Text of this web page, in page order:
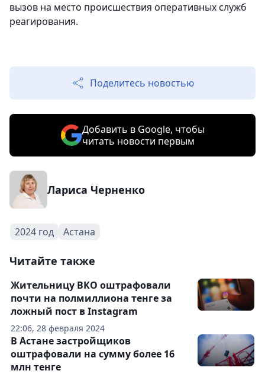
вызов на место происшествия оперативных служб
реагирования.
Поделитесь новостью
Добавить в Google, чтобы
читать новости первым
Лариса Черненко
2024 год Астана
Читайте также
22:06, 28 февраля 2024
Жительницу ВКО оштрафовали
почти на полмиллиона тенге за
ложный пост в Instagram
В Астане застройщиков
оштрафовали на сумму более 16
млн тенге